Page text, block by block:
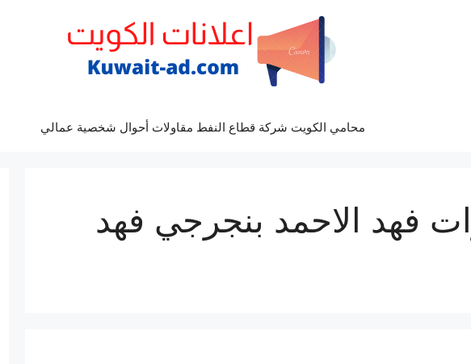
محامي الكويت شركة قطاع النفط مقاولات أحوال شخصية عمالي
فهد الاحمد بنجرجي فهد